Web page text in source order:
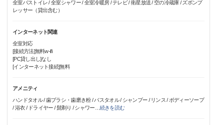
全室バストイレ / 全室シャワー / 全室冷暖房 / テレビ / 衛星放送 / 空の冷蔵庫 / ズボンプ
レッサー（貸出含む）
インターネット関連
全室対応
[接続方法]無料w-ifi
[PC貸し出し]なし
[インターネット接続]無料
アメニティ
ハンドタオル / 歯ブラシ・歯磨き粉 / バスタオル / シャンプー / リンス / ボディーソープ
/ 浴衣 / ドライヤー / 髭剃り / シャワー
続きを読む